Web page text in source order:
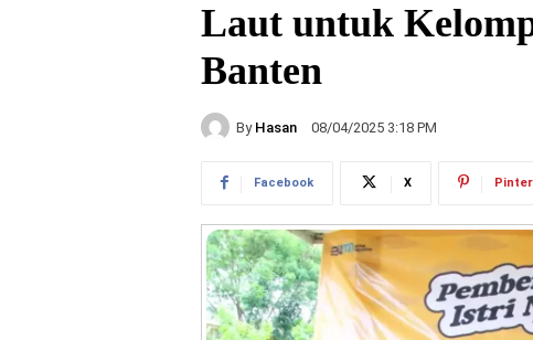
Laut untuk
Banten
By Hasan 08/04/2025 3:18 PM
Facebook X